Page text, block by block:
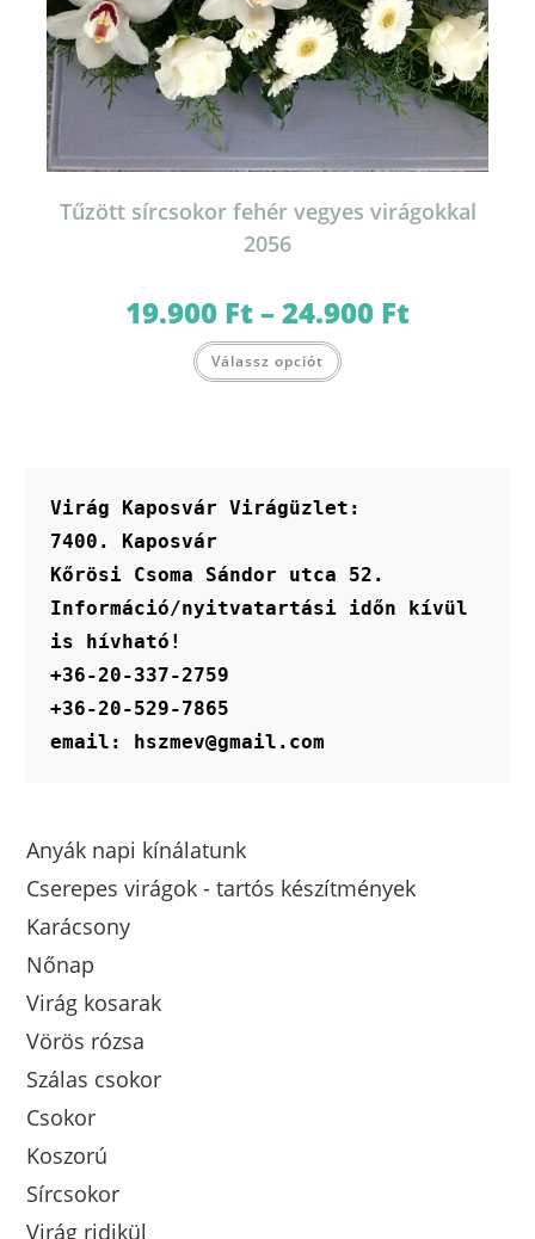
Tűzött sírcsokor fehér vegyes virágokkal
2056
19.900 Ft–24.900 Ft19.900 Ft
Válassz opciót a
termékoldalon
választhatók
Virág Kaposvár Virágüzlet:
7400. Kaposvár
Kőrösi Csoma Sándor utca 52.
Információ/nyitvatartási időn kívül
is hívható!
+36-20-337-2759
+36-20-529-7865
email: hszmev@gmail.com
Anyák napi kínálatunk
Cserepes virágok - tartós készítmények
Karácsony
Nőnap
Virág kosarak
Vörös rózsa
Szálas csokor
Csokor
Koszorú
Sírcsokor
Virág ridikül